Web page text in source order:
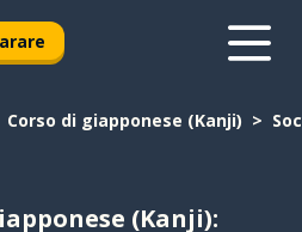
Corso di giapponese (Kanji)
(Kanji):